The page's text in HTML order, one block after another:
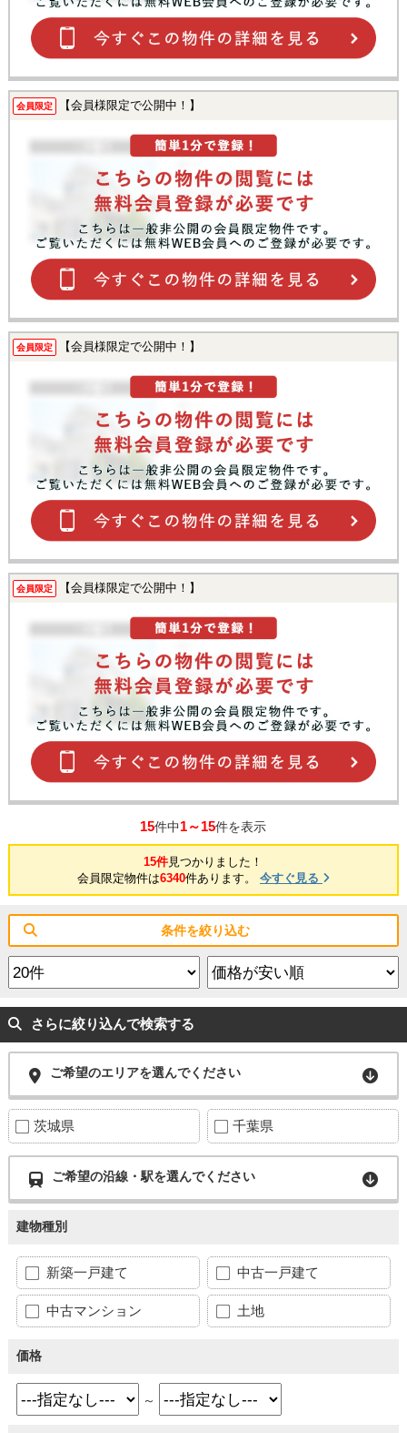
会員限定 【会員様限定で公開中！】
会員限定 【会員様限定で公開中！】
会員限定 【会員様限定で公開中！】
15件中1～15件を表示
15件見つかりました！
会員限定物件は6340件あります。 今すぐ見る
条件を絞り込む
さらに絞り込んで検索する
ご希望のエリアを選んでください
茨城県 千葉県
ご希望の沿線・駅を選んでください
建物種別
新築一戸建て 中古一戸建て
中古マンション 土地
価格
～